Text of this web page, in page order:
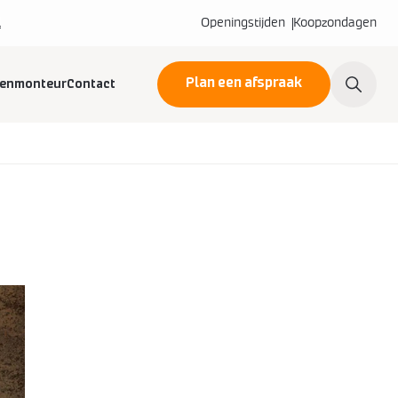
Openingstijden Koopzondagen
Contact Plan een afspraak